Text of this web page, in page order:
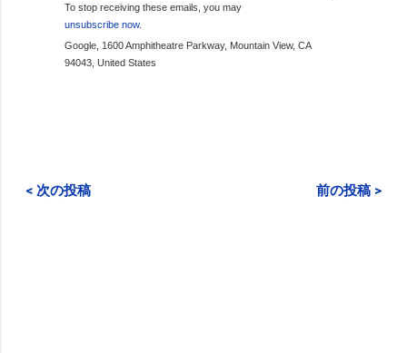
To stop receiving these emails, you may
unsubscribe now.
Google, 1600 Amphitheatre Parkway, Mountain View, CA
94043, United States
< 次の投稿 前の投稿 >